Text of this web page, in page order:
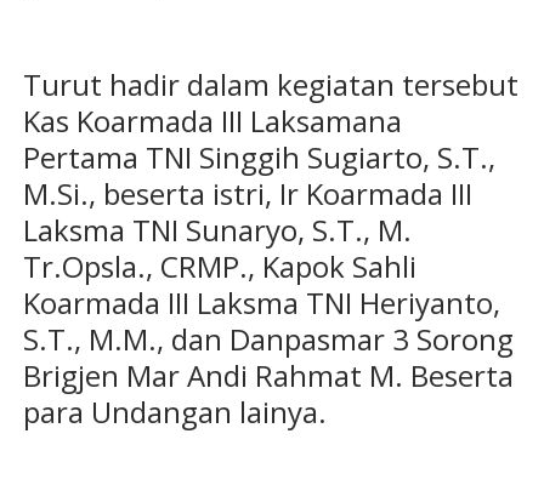
Turut hadir dalam kegiatan tersebut
Kas Koarmada III Laksamana
Pertama TNI Singgih Sugiarto, S.T.,
M.Si., beserta istri, Ir Koarmada III
Laksma TNI Sunaryo, S.T., M.
Tr.Opsla., CRMP., Kapok Sahli
Koarmada III Laksma TNI Heriyanto,
S.T., M.M., dan Danpasmar 3 Sorong
Brigjen Mar Andi Rahmat M. Beserta
para Undangan lainya.